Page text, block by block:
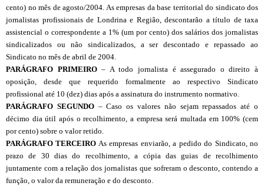
cento) no mês de agosto/2004. As empresas da base territorial do sindicato dos
jornalistas profissionais de Londrina e Região, descontarão a título de taxa
assistencial o correspondente a 1% (um por cento) dos salários dos jornalistas
sindicalizados ou não sindicalizados, a ser descontado e repassado ao
Sindicato no mês de abril de 2004.
PARÁGRAFO PRIMEIRO– A todo jornalista é assegurado o direito à
oposição, desde que requerido formalmente ao respectivo Sindicato
profissional até 10 (dez) dias após a assinatura do instrumento normativo.
PARÁGRAFO SEGUNDO– Caso os valores não sejam repassados até o
décimo dia útil após o recolhimento, a empresa será multada em 100% (cem
por cento) sobre o valor retido.
PARÁGRAFO TERCEIRO As empresas enviarão, a pedido do Sindicato, no
prazo de 30 dias do recolhimento, a cópia das guias de recolhimento
juntamente com a relação dos jornalistas que sofreram o desconto, contendo a
função, o valor da remuneração e do desconto.